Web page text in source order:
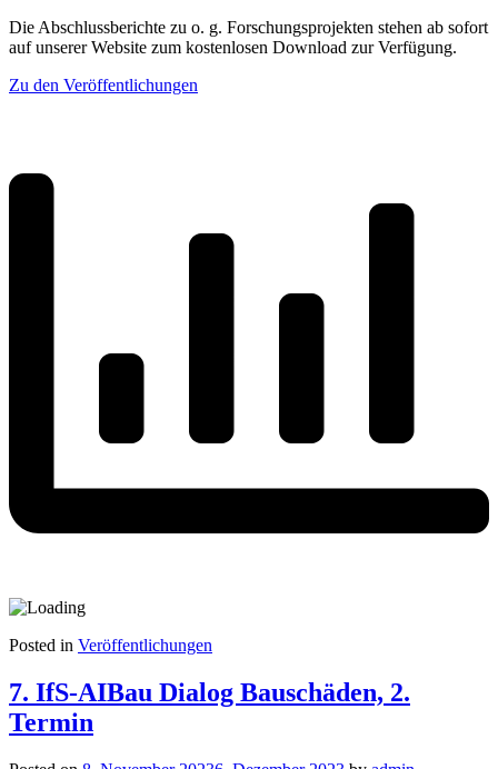
Die Abschlussberichte zu o. g. Forschungsprojekten stehen ab sofort
auf unserer Website zum kostenlosen Download zur Verfügung.
Zu den Veröffentlichungen
Posted in Veröffentlichungen
7. IfS-AIBau Dialog Bauschäden, 2.
Termin